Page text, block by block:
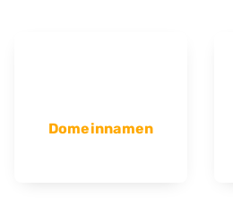
Domeinnamen